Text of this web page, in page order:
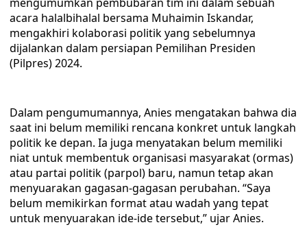
acara halalbihalal bersama Muhaimin Iskandar,
mengakhiri kolaborasi politik yang sebelumnya
dijalankan dalam persiapan Pemilihan Presiden
(Pilpres) 2024.
Dalam pengumumannya, Anies mengatakan bahwa dia
saat ini belum memiliki rencana konkret untuk langkah
politik ke depan. Ia juga menyatakan belum memiliki
niat untuk membentuk organisasi masyarakat (ormas)
atau partai politik (parpol) baru, namun tetap akan
menyuarakan gagasan-gagasan perubahan. “Saya
belum memikirkan format atau wadah yang tepat
untuk menyuarakan ide-ide tersebut,” ujar Anies.